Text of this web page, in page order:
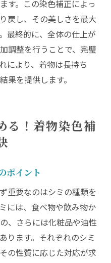
す。この染色補正によっ
戻し、その美しさを最大
最終的に、全体の仕上が
調整を行うことで、完璧
により、着物は長持ち
果を提供します。
る！着物染色補
ポイント
重要なのはシミの種類を
には、食べ物や飲み物か
、さらには化粧品や油性
ります。それぞれのシミ
の性質に応じた対応が求